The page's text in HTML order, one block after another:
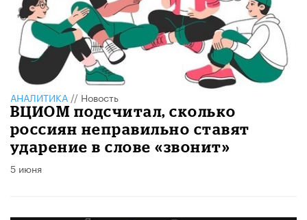
АНАЛИТИКА // Новость
ВЦИОМ подсчитал, сколько
россиян неправильно ставят
ударение в слове «звонит»
5 июня